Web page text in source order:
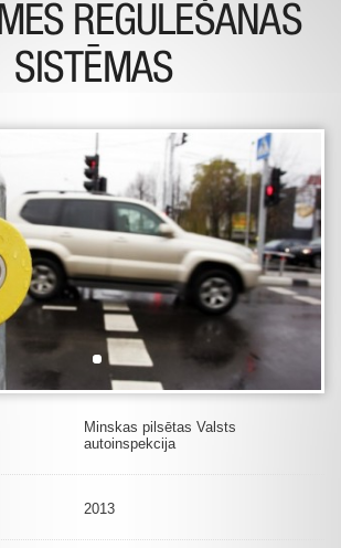
REGULĒŠANAS
SISTĒMAS
Minskas pilsētas Valsts
autoinspekcija
2013